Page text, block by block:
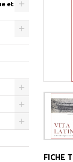
et
FICHE